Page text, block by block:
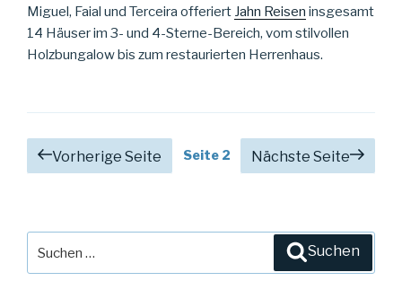
Miguel, Faial und Terceira offeriert Jahn Reisen insgesamt
14 Häuser im 3- und 4-Sterne-Bereich, vom stilvollen
Holzbungalow bis zum restaurierten Herrenhaus.
Beitragsnavigation
Vorherige Seite Seite 2 Nächste Seite
Suchen